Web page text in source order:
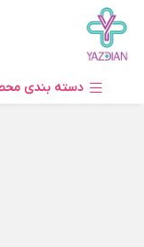
دسته بندی